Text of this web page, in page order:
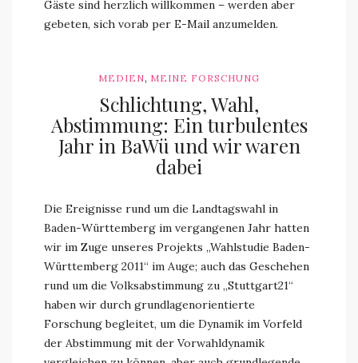
Gäste sind herzlich willkommen – werden aber
gebeten, sich vorab per E-Mail anzumelden.
MEDIEN, MEINE FORSCHUNG
Schlichtung, Wahl,
Abstimmung: Ein turbulentes
Jahr in BaWü und wir waren
dabei
Die Ereignisse rund um die Landtagswahl in
Baden-Württemberg im vergangenen Jahr hatten
wir im Zuge unseres Projekts „Wahlstudie Baden-
Württemberg 2011“ im Auge; auch das Geschehen
rund um die Volksabstimmung zu „Stuttgart21“
haben wir durch grundlagenorientierte
Forschung begleitet, um die Dynamik im Vorfeld
der Abstimmung mit der Vorwahldynamik